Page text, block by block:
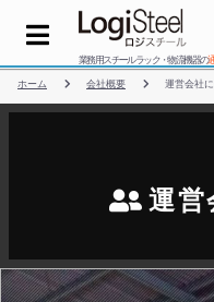
業務用スチールラック・物流機器の
ホーム 会社概要 運営会社
運営